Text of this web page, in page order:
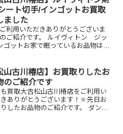
ひ買取大吉松...
ート切手/インゴットお買取
ました
利用いただきありがとうございま
ご紹介です。 ルイヴィトン ジッ
ットお家で眠っているお品物はご
山古川椿店】お買取りしたお
のご紹介です
も買取大吉松山古川椿店をご利用い
ありがとうございます！🔆先日お
したお品物のご紹介です。 ダンヒ